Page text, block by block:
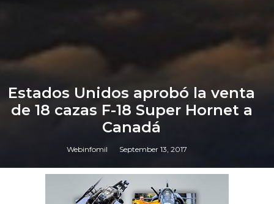
Estados Unidos aprobó la venta
de 18 cazas F-18 Super Hornet a
Canadá
Webinfomil September 13, 2017